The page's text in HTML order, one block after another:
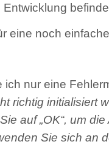
eine noch
nur eine
richtig initialisiert
auf „OK“, um
Sie sich an